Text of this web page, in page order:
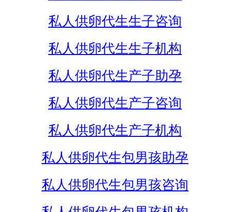
私人供卵代生生子咨询
私人供卵代生生子机构
私人供卵代生产子助孕
私人供卵代生产子咨询
私人供卵代生产子机构
私人供卵代生包男孩助孕
私人供卵代生包男孩咨询